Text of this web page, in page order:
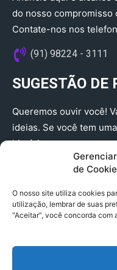
de
O nosso site utiliza cookies
utilização, lembrar de suas
“Aceitar”, você concorda
do nosso compromisso
Contate-nos nos
(91) 98224 - 3111
SUGESTÃO DE
Queremos ouvir você!
ideias. Se você tem
história que merece
(91) 98224 - 3111